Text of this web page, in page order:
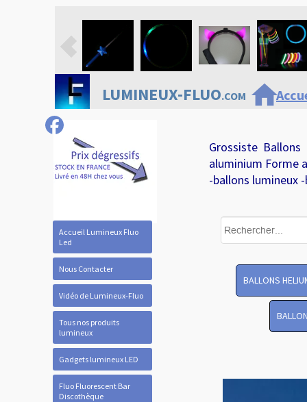
Accueil Lumineux Fluo
Led
Nous Contacter
Vidéo de Lumineux-Fluo
Tous nos produits
lumineux
Gadgets lumineux LED
Fluo Fluorescent Bar
Discothèque
LUMINEUX-FLUO.COMhome
Grossiste
aluminium Forme
-ballons lumineux
BALLONS